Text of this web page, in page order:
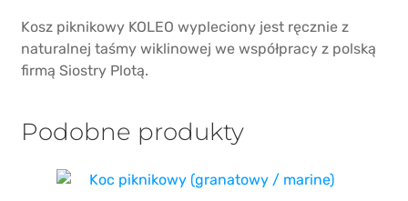
Kosz piknikowy KOLEO wypleciony jest ręcznie z
naturalnej taśmy wiklinowej we współpracy z polską
firmą Siostry Plotą.
Podobne produkty